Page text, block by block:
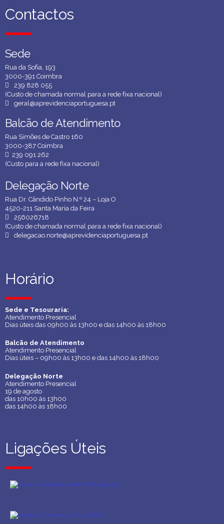
Contactos
Contactos
Sede
Sede
Rua da Sofia, 193
3000-391 Coimbra
239 828 055
(Custo de chamada normal para a rede fixa nacional)
geral@aprevidenciaportuguesa.pt
Balcão de Atendimento
Balcão de Atendimento
Rua Simões de Castro 160
3000-387 Coimbra
239 091 262
(Custo para a rede fixa nacional)
Delegação Norte
Delegação Norte
Rua Dr. Cândido Pinho N.º 24 – Loja O
4520-211 Santa Maria da Feira
256026718
(Custo de chamada normal para a rede fixa nacional)
delegacao.norte@aprevidenciaportuguesa.pt
Horário
Horário
Sede e Tesouraria:
Atendimento Presencial
Dias úteis das 09h00 às 13h00 e das 14h00 às 18h00
Sede e Tesouraria:
Atendimento Presencial
Dias úteis das 09h00 às 13h00 e das 14h00 às 18h00
Balcão de Atendimento
Atendimento Presencial
Dias úteis – 09h00 às 13h00 e das 14h00 às 18h00
Balcão de Atendimento
Atendimento Presencial
Dias úteis – 09h00 às 13h00 e das 14h00 às 18h00
Delegação Norte
Atendimento Presencial
19 de agosto
das 10h00 às 13h00
das 14h00 às 18h00
Delegação Norte
Atendimento Presencial
19 de agosto
das 10h00 às 13h00
das 14h00 às 18h00
Ligações Úteis
Ligações Úteis